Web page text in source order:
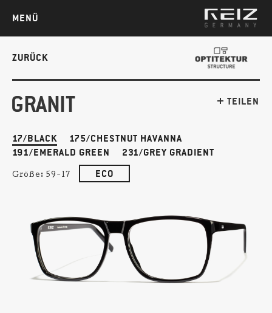
MENÜ
ZURÜCK
GRANIT TEILEN
17/BLACK
175/CHESTNUT HAVANNA
191/EMERALD GREEN
231/GREY GRADIENT
Größe: 59-17 ECO